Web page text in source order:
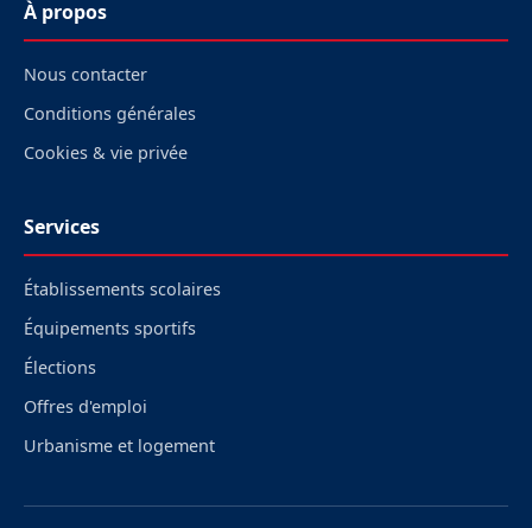
À propos
Nous contacter
Conditions générales
Cookies & vie privée
Services
Établissements scolaires
Équipements sportifs
Élections
Offres d'emploi
Urbanisme et logement